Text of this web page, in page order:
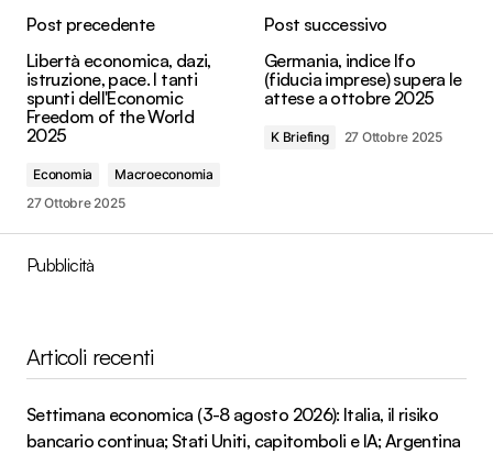
Post precedente
Libertà economica, dazi,
istruzione, pace. I tanti
spunti dell'Economic
Freedom of the World
2025
Economia
Macroeconomia
27 Ottobre 2025
Post successivo
Germania, indice Ifo
(fiducia imprese) supera le
attese a ottobre 2025
K Briefing 27 Ottobre 2025
Pubblicità
Articoli recenti
Settimana economica (3-8 agosto 2026): Italia, il risiko
bancario continua; Stati Uniti, capitomboli e IA; Argentina